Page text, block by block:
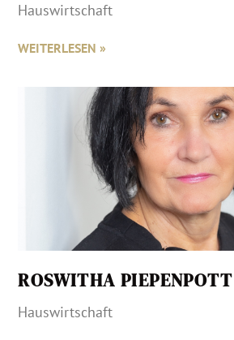
Hauswirtschaft
WEITERLESEN »
ROSWITHA PIEPENPOTT
Hauswirtschaft